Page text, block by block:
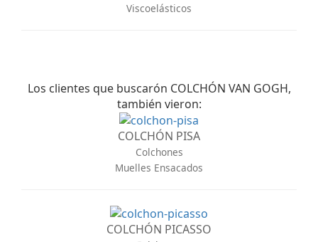
Viscoelásticos
Los clientes que buscarón COLCHÓN VAN GOGH,
también vieron:
COLCHÓN PISA
Colchones
Muelles Ensacados
COLCHÓN PICASSO